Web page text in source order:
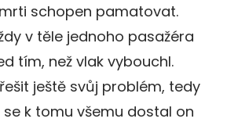
schopen pamatovat.
v těle jednoho pasažéra
tím, než vlak vybouchl.
ještě svůj problém, tedy
k tomu všemu dostal on